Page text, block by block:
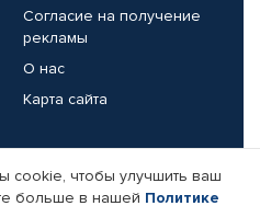
Согласие на получение
рекламы
О нас
Карта сайта
cookie, чтобы улучшить ваш
больше в нашей Политике